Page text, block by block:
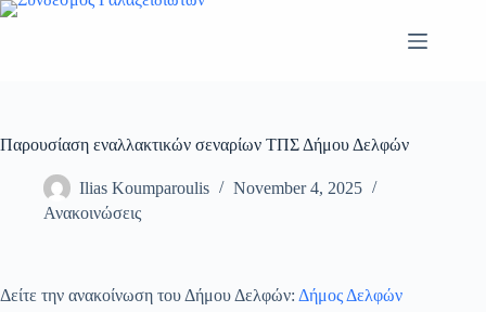
Skip
Παρουσίαση εναλλακτικών σεναρίων ΤΠΣ Δήμου Δελφών
Ilias Koumparoulis
November 4, 2025
Ανακοινώσεις
Δείτε την ανακοίνωση του Δήμου Δελφών: Δήμος Δελφών